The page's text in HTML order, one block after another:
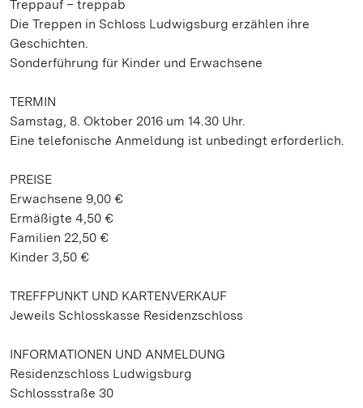
Treppauf – treppab
Die Treppen in Schloss Ludwigsburg erzählen ihre
Geschichten.
Sonderführung für Kinder und Erwachsene
TERMIN
Samstag, 8. Oktober 2016 um 14.30 Uhr.
Eine telefonische Anmeldung ist unbedingt erforderlich.
PREISE
Erwachsene 9,00 €
Ermäßigte 4,50 €
Familien 22,50 €
Kinder 3,50 €
TREFFPUNKT UND KARTENVERKAUF
Jeweils Schlosskasse Residenzschloss
INFORMATIONEN UND ANMELDUNG
Residenzschloss Ludwigsburg
Schlossstraße 30